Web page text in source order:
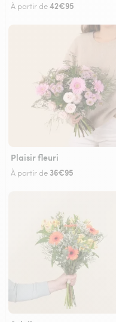
À partir de42€95
Plaisir fleuri
À partir de 36€95